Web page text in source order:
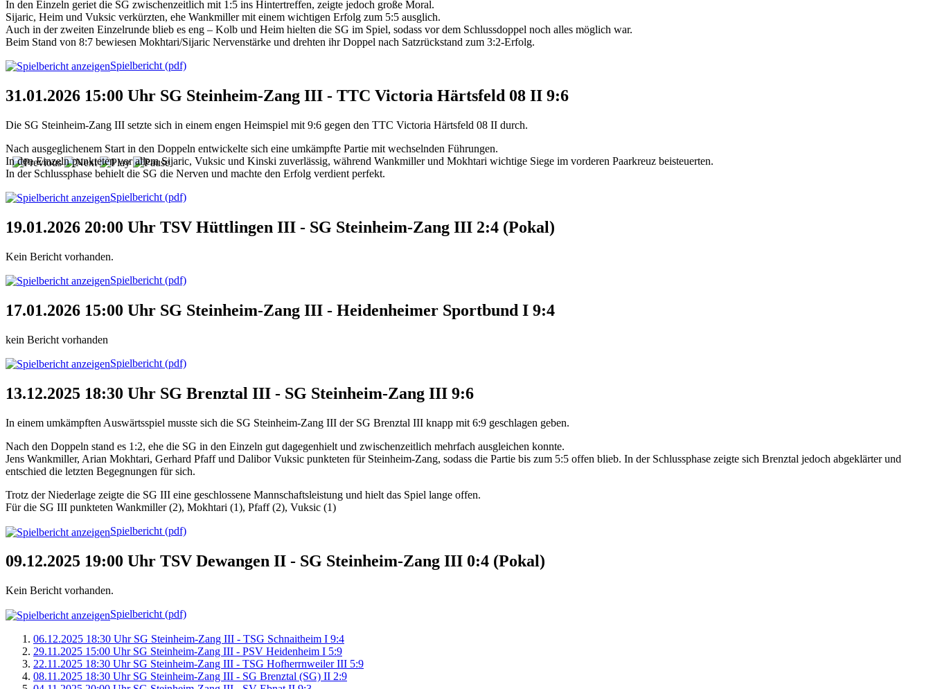
In den Einzeln geriet die SG zwischenzeitlich mit 1:5 ins Hintertreffen, zeigte jedoch große Moral.
Sijaric, Heim und Vuksic verkürzten, ehe Wankmiller mit einem wichtigen Erfolg zum 5:5 ausglich.
Auch in der zweiten Einzelrunde blieb es eng – Kolb und Heim hielten die SG im Spiel, sodass vor dem Schlussdoppel noch alles möglich war.
Beim Stand von 8:7 bewiesen Mokhtari/Sijaric Nervenstärke und drehten ihr Doppel nach Satzrückstand zum 3:2-Erfolg.
Spielbericht (pdf)
31.01.2026 15:00 Uhr SG Steinheim-Zang III - TTC Victoria Härtsfeld 08 II 9:6
Die SG Steinheim-Zang III setzte sich in einem engen Heimspiel mit 9:6 gegen den TTC Victoria Härtsfeld 08 II durch.
Nach ausgeglichenem Start in den Doppeln entwickelte sich eine umkämpfte Partie mit wechselnden Führungen.
In den Einzeln punkteten vor allem Sijaric, Vuksic und Kinski zuverlässig, während Wankmiller und Mokhtari wichtige Siege im vorderen Paarkreuz beisteuerten.
In der Schlussphase behielt die SG die Nerven und machte den Erfolg verdient perfekt.
Spielbericht (pdf)
19.01.2026 20:00 Uhr TSV Hüttlingen III - SG Steinheim-Zang III 2:4 (Pokal)
Kein Bericht vorhanden.
Spielbericht (pdf)
17.01.2026 15:00 Uhr SG Steinheim-Zang III - Heidenheimer Sportbund I 9:4
kein Bericht vorhanden
Spielbericht (pdf)
13.12.2025 18:30 Uhr SG Brenztal III - SG Steinheim-Zang III 9:6
In einem umkämpften Auswärtsspiel musste sich die SG Steinheim-Zang III der SG Brenztal III knapp mit 6:9 geschlagen geben.
Nach den Doppeln stand es 1:2, ehe die SG in den Einzeln gut dagegenhielt und zwischenzeitlich mehrfach ausgleichen konnte.
Jens Wankmiller, Arian Mokhtari, Gerhard Pfaff und Dalibor Vuksic punkteten für Steinheim-Zang, sodass die Partie bis zum 5:5 offen blieb. In der Schlussphase zeigte sich Brenztal jedoch abgeklärter und
entschied die letzten Begegnungen für sich.
Trotz der Niederlage zeigte die SG III eine geschlossene Mannschaftsleistung und hielt das Spiel lange offen.
Für die SG III punkteten Wankmiller (2), Mokhtari (1), Pfaff (2), Vuksic (1)
Spielbericht (pdf)
09.12.2025 19:00 Uhr TSV Dewangen II - SG Steinheim-Zang III 0:4 (Pokal)
Kein Bericht vorhanden.
Spielbericht (pdf)
06.12.2025 18:30 Uhr SG Steinheim-Zang III - TSG Schnaitheim I 9:4
29.11.2025 15:00 Uhr SG Steinheim-Zang III - PSV Heidenheim I 5:9
22.11.2025 18:30 Uhr SG Steinheim-Zang III - TSG Hofherrnweiler III 5:9
08.11.2025 18:30 Uhr SG Steinheim-Zang III - SG Brenztal (SG) II 2:9